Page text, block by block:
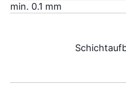
min. 0.1 mm